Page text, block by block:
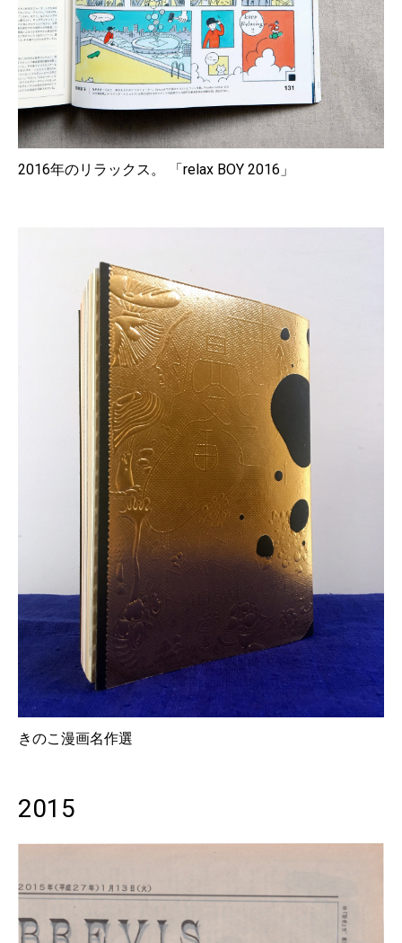
2016年のリラックス。 「relax BOY 2016」
きのこ漫画名作選
2015